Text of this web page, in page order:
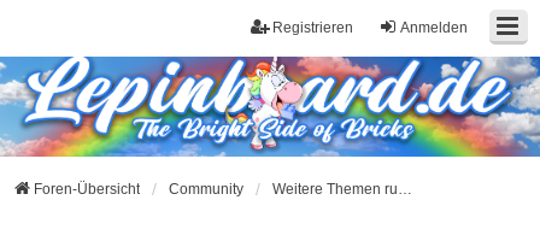
Anmelden
Registrieren
Foren-Übersicht Community Weitere Themen rund um Klemmbausteine